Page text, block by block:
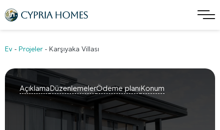
Ev - Projeler - Karşıyaka Villası
AçıklamaDüzenlemelerÖdeme planıKonum